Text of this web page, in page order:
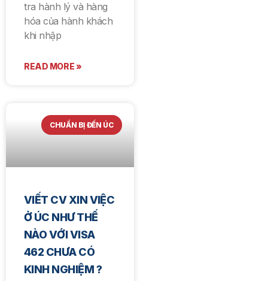
tra hành lý và hàng
hóa của hành khách
khi nhập
READ MORE »
CHUẨN BỊ ĐẾN ÚC
VIẾT CV XIN VIỆC
Ở ÚC NHƯ THẾ
NÀO VỚI VISA
462 CHƯA CÓ
KINH NGHIỆM ?